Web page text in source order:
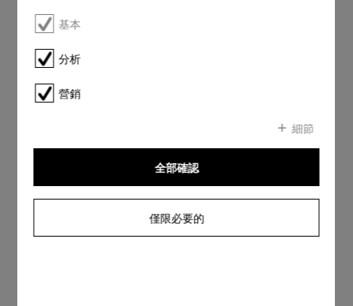
基本
分析
營銷
細節
僅限必要的
全部確認